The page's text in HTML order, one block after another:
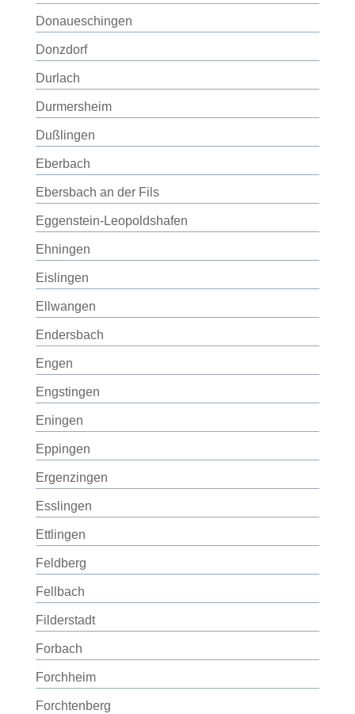
Donaueschingen
Donzdorf
Durlach
Durmersheim
Dußlingen
Eberbach
Ebersbach an der Fils
Eggenstein-Leopoldshafen
Ehningen
Eislingen
Ellwangen
Endersbach
Engen
Engstingen
Eningen
Eppingen
Ergenzingen
Esslingen
Ettlingen
Feldberg
Fellbach
Filderstadt
Forbach
Forchheim
Forchtenberg